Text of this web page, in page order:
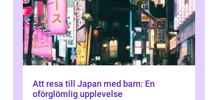
Att resa till Japan med barn: En
oförglömlig upplevelse